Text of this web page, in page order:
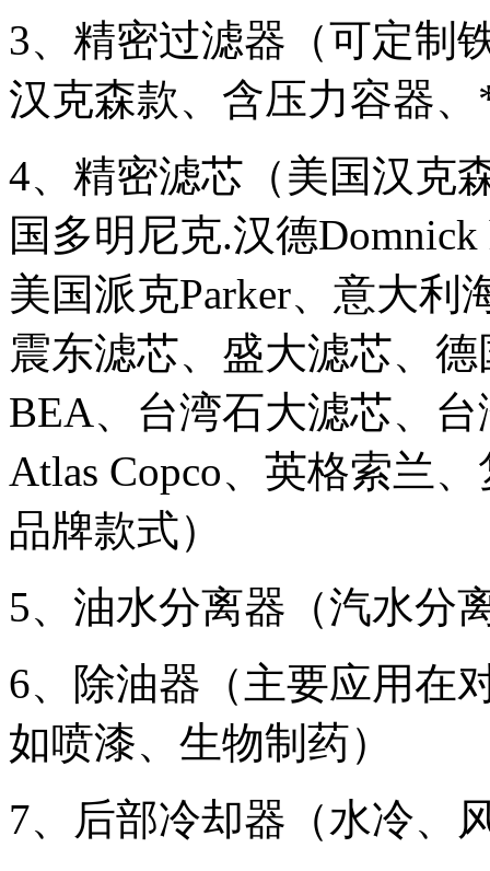
3、精密过滤器（可定制
汉克森款、含压力容器
4、精密滤芯（美国汉克
国多明尼克.汉德
美国派克Parker、意大利
震东滤芯、盛大滤芯、
BEA、台湾石大滤芯、
Atlas Copco、英格索兰
品牌款式）
5、油水分离器（汽水分
6、除油器（主要应用在
如喷漆、生物制药）
7、后部冷却器（水冷、